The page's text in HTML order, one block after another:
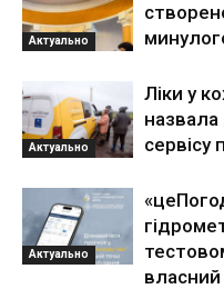
Актуально
Актуально
Ліки у
назвала
сервісу
Актуально